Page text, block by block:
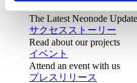
The Latest Neonode
サクセスストーリー
Read about our projects
イベント
Attend an event with us
プレスリリース